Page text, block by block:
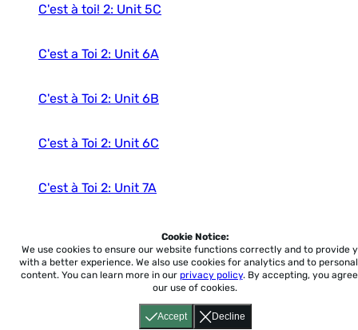
C'est à toi! 2: Unit 5C
C'est a Toi 2: Unit 6A
C'est à Toi 2: Unit 6B
C'est à Toi 2: Unit 6C
C'est à Toi 2: Unit 7A
C'est à Toi 2: Unit 7C
C'est à Toi 2: Unit 8AAccept Decline
Cookie Notice:
We use cookies to ensure our website functions correctly and to provide
with a better experience. We also use cookies for analytics and to
content. You can learn more in our privacy policy. By accepting, you
our use of cookies.